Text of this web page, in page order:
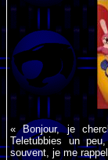
« Bonjour, je
Teletubbies un
souvent, je me